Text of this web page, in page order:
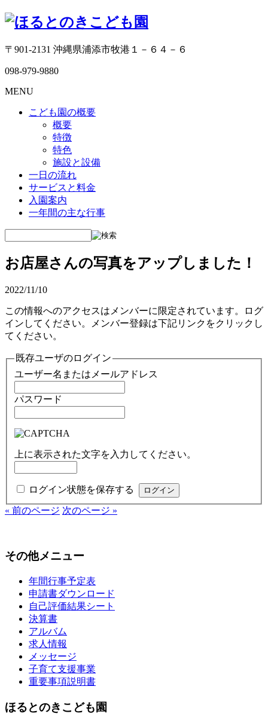
〒901-2131 沖縄県浦添市牧港１－６４－６
098-979-9880
MENU
こども園の概要
概要
特徴
特色
施設と設備
一日の流れ
サービスと料金
入園案内
一年間の主な行事
お店屋さんの写真をアップしました！
2022/11/10
この情報へのアクセスはメンバーに限定されています。ログ
インしてください。メンバー登録は下記リンクをクリックし
てください。
既存ユーザのログイン
ユーザー名またはメールアドレス
パスワード
上に表示された文字を入力してください。
ログイン状態を保存する
« 前のページ 次のページ »
その他メニュー
年間行事予定表
申請書ダウンロード
自己評価結果シート
決算書
アルバム
求人情報
メッセージ
子育て支援事業
重要事項説明書
ほるとのきこども園